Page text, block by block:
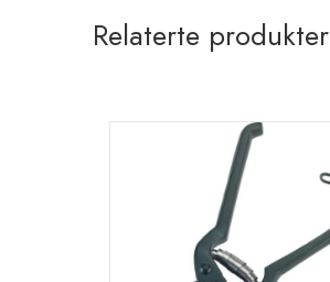
Relaterte produkter